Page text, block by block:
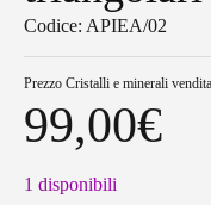
Codice: APIEA/02
Prezzo Cristalli e minerali
99,00€
1 disponibili